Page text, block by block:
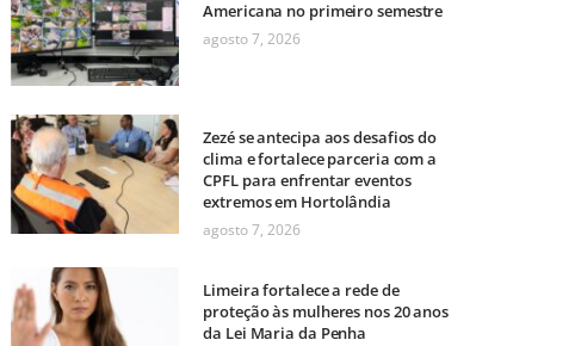
Americana no primeiro semestre
agosto 7, 2026
Zezé se antecipa aos desafios do
clima e fortalece parceria com a
CPFL para enfrentar eventos
extremos em Hortolândia
agosto 7, 2026
Limeira fortalece a rede de
proteção às mulheres nos 20 anos
da Lei Maria da Penha